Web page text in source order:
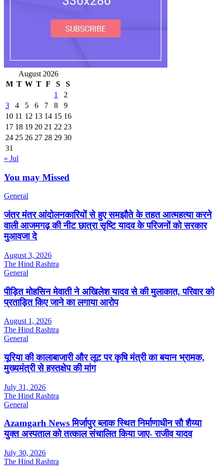
August 2026
M T W T F S
S
1
2
3
4 5 6 7 8
9
10 11 12 13 14 15 16
17 18 19 20 21 22 23
24 25 26 27 28 29 30
31
« Jul
You may Missed
General
जंतर मंतर आंदोलनकारियों से हुए समझौते के तहत आत्महत्या करने
वाली आजमगढ़ की नीट छात्रा सृष्टि यादव के परिजनों को सरकार
मुआवजा दे
August 3, 2026
The Hind Rashtra
General
पीड़ित मोहसिन मेवाती ने अखिलेश यादव से की मुलाकात, परिवार को
प्रताड़ित किए जाने का लगाया आरोप
August 1, 2026
The Hind Rashtra
General
यूरिया की कालाबाजारी और लूट पर कृषि मंत्री का बयान भ्रामक,
मुख्यमंत्री से हस्तक्षेप की मांग
July 31, 2026
The Hind Rashtra
General
Azamgarh News मिर्जापुर ब्लाक स्थित निर्माणाधीन सौ शैय्या
युक्त अस्पताल को तत्काल संचालित किया जाए- राजीव यादव
July 30, 2026
The Hind Rashtra